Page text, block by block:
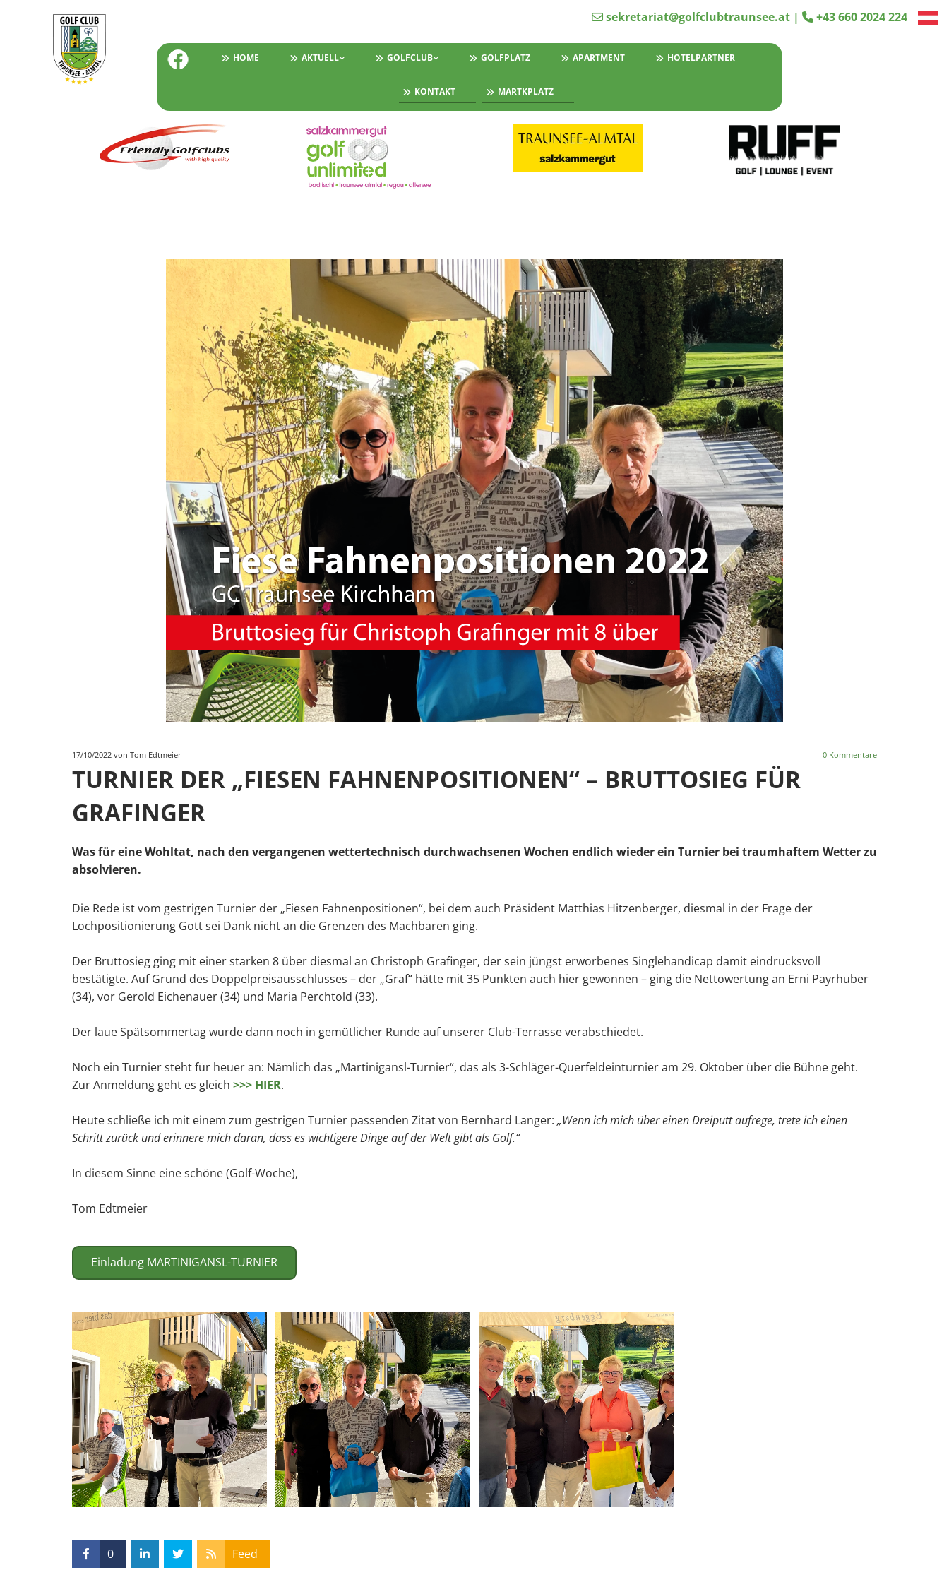
 sekretariat@golfclubtraunsee.at|  +43 660 2024 224
HOME AKTUELL GOLFCLUB GOLFPLATZ APARTMENT HOTELPARTNER
KONTAKT MARTKPLATZ
17/10/2022 von Tom Edtmeier 0 Kommentare
TURNIER DER „FIESEN FAHNENPOSITIONEN“ – BRUTTOSIEG FÜR
GRAFINGER
Was für eine Wohltat, nach den vergangenen wettertechnisch durchwachsenen Wochen endlich wieder ein Turnier bei traumhaftem Wetter zu
absolvieren.
Die Rede ist vom gestrigen Turnier der „Fiesen Fahnenpositionen“, bei dem auch Präsident Matthias Hitzenberger, diesmal in der Frage der
Lochpositionierung Gott sei Dank nicht an die Grenzen des Machbaren ging.
Der Bruttosieg ging mit einer starken 8 über diesmal an Christoph Grafinger, der sein jüngst erworbenes Singlehandicap damit eindrucksvoll
bestätigte. Auf Grund des Doppelpreisausschlusses – der „Graf“ hätte mit 35 Punkten auch hier gewonnen – ging die Nettowertung an Erni Payrhuber
(34), vor Gerold Eichenauer (34) und Maria Perchtold (33).
Der laue Spätsommertag wurde dann noch in gemütlicher Runde auf unserer Club-Terrasse verabschiedet.
Noch ein Turnier steht für heuer an: Nämlich das „Martinigansl-Turnier“, das als 3-Schläger-Querfeldeinturnier am 29. Oktober über die Bühne geht.
Zur Anmeldung geht es gleich >>> HIER.
Heute schließe ich mit einem zum gestrigen Turnier passenden Zitat von Bernhard Langer: „Wenn ich mich über einen Dreiputt aufrege, trete ich einen
Schritt zurück und erinnere mich daran, dass es wichtigere Dinge auf der Welt gibt als Golf.“
In diesem Sinne eine schöne (Golf-Woche),
Tom Edtmeier
Einladung MARTINIGANSL-TURNIER
0 Feed